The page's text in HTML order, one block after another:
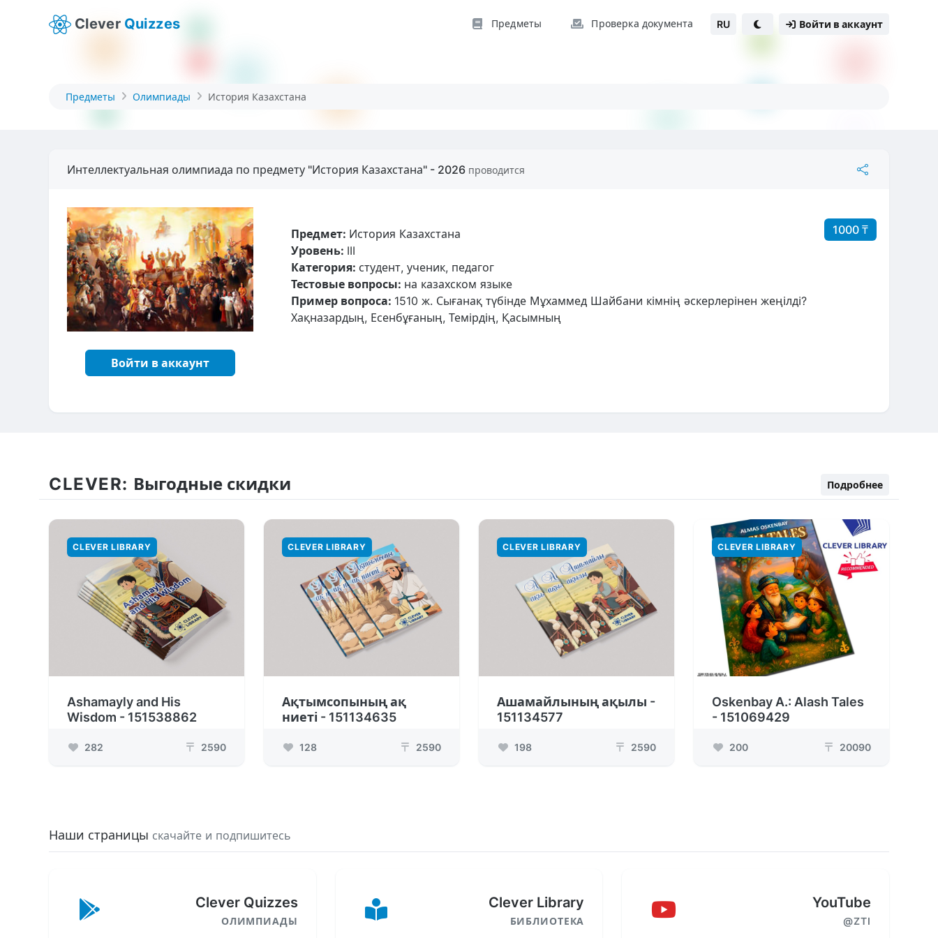
Clever Quizzes Предметы Проверка документа RU Войти в аккаунт
Предметы Олимпиады История Казахстана
Интеллектуальная олимпиада по предмету "История Казахстана" - 2026 проводится
Войти в аккаунт
1000 ₸
Предмет: История Казахстана
Уровень: III
Категория: студент, ученик, педагог
Тестовые вопросы: на казахском языке
Пример вопроса: 1510 ж. Сығанақ түбінде Мұхаммед Шайбани кімнің әскерлерінен жеңілді?
Хақназардың, Есенбұғаның, Темірдің, Қасымның
CLEVER: Выгодные скидки Подробнее
CLEVER LIBRARY
Ashamayly and His
Wisdom - 151538862
282 ₸ 2590
CLEVER LIBRARY
Ақтымсопының ақ
ниеті - 151134635
128 ₸ 2590
CLEVER LIBRARY
Ашамайлының ақылы -
151134577
198 ₸ 2590
CLEVER LIBRARY
Oskenbay A.: Alash Tales
- 151069429
200 ₸ 20090
Наши страницы скачайте и подпишитесь
Clever Quizzes
ОЛИМПИАДЫ
Clever Library
БИБЛИОТЕКА
YouTube
@ZTI